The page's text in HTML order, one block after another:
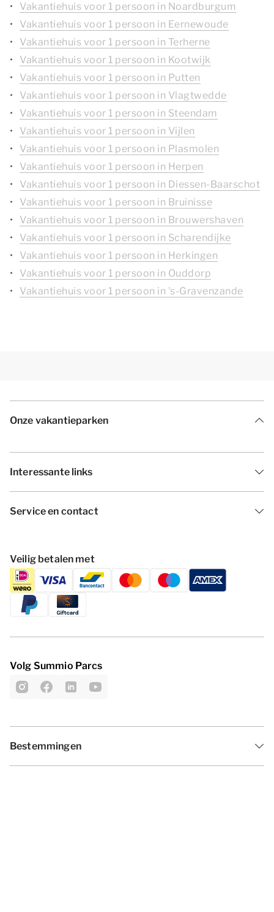
Vakantiehuis voor 1 persoon in Noardburgum
Vakantiehuis voor 1 persoon in Eernewoude
Vakantiehuis voor 1 persoon in Terherne
Vakantiehuis voor 1 persoon in Kootwijk
Vakantiehuis voor 1 persoon in Putten
Vakantiehuis voor 1 persoon in Vlagtwedde
Vakantiehuis voor 1 persoon in Steendam
Vakantiehuis voor 1 persoon in Vijlen
Vakantiehuis voor 1 persoon in Plasmolen
Vakantiehuis voor 1 persoon in Herpen
Vakantiehuis voor 1 persoon in Diessen-Baarschot
Vakantiehuis voor 1 persoon in Bruinisse
Vakantiehuis voor 1 persoon in Brouwershaven
Vakantiehuis voor 1 persoon in Scharendijke
Vakantiehuis voor 1 persoon in Herkingen
Vakantiehuis voor 1 persoon in Ouddorp
Vakantiehuis voor 1 persoon in 's-Gravenzande
Onze vakantieparken
Interessante links
Service en contact
Veilig betalen met
Volg Summio Parcs
Bestemmingen